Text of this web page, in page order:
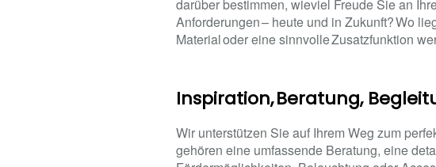
darüber bestimmen, wieviel Freude Sie an
Anforderungen – heute und in Zukunft? Wo
Material oder eine sinnvolle Zusatzfunktion
Inspiration, Beratung,
Wir unterstützen Sie auf Ihrem Weg zum
gehören eine umfassende Beratung, eine